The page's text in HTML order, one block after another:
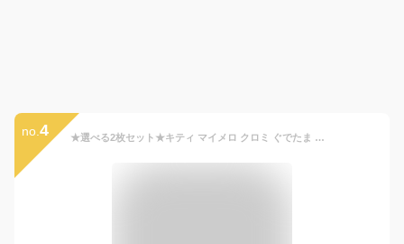
no. 4 ★選べる2枚セット★キティ マイメロ クロミ ぐでたま かわいいサンリオキャラ なりきりフェイスパック フェイスマスク パーティー 盛り上がる!!《レディース 女の子 ジュニア キッズ ハローキティ HELLO KITTY マイメロディ》